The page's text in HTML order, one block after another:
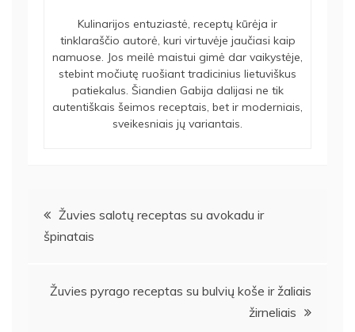
Kulinarijos entuziastė, receptų kūrėja ir
tinklaraščio autorė, kuri virtuvėje jaučiasi kaip
namuose. Jos meilė maistui gimė dar vaikystėje,
stebint močiutę ruošiant tradicinius lietuviškus
patiekalus. Šiandien Gabija dalijasi ne tik
autentiškais šeimos receptais, bet ir moderniais,
sveikesniais jų variantais.
Navigacija
tarp
įrašų
Žuvies salotų receptas su avokadu ir
špinatais
Žuvies pyrago receptas su bulvių koše ir žaliais
žirneliais